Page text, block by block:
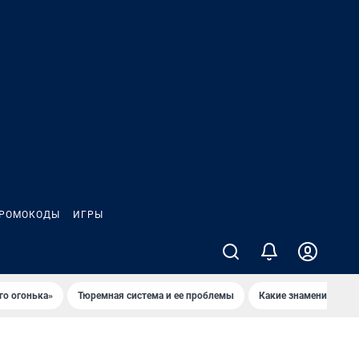
ИГРЫ
огонька» Тюремная система и ее проблемы Какие знаменитости